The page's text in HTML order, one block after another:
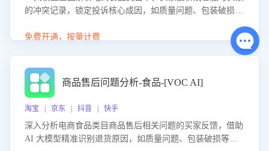
的冲突记录，锁定投诉核心成因，如质量问题、包装破损
置差评防控，提升客户满意度。
免费开通，按量计费
商品售后问题分析-食品-[VOC AI]
淘宝 | 京东 | 抖音 | 快手
深入分析电商食品类目商品售后相关问题的买家反馈，借助
AI 大模型精准识别退货原因，如质量问题、包装破损等，